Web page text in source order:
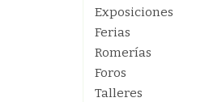
Exposiciones
Ferias
Romerías
Foros
Talleres